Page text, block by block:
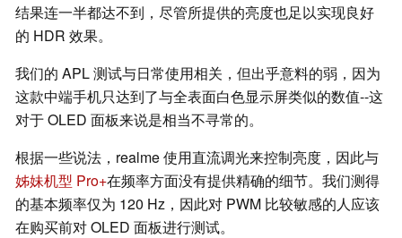
结果连一半都达不到，尽管所提供的亮度也足以实现良好
的 HDR 效果。
我们的 APL 测试与日常使用相关，但出乎意料的弱，因为
这款中端手机只达到了与全表面白色显示屏类似的数值--这
对于 OLED 面板来说是相当不寻常的。
根据一些说法，realme 使用直流调光来控制亮度，因此与
姊妹机型 Pro+在频率方面没有提供精确的细节。我们测得
的基本频率仅为 120 Hz，因此对 PWM 比较敏感的人应该
在购买前对 OLED 面板进行测试。